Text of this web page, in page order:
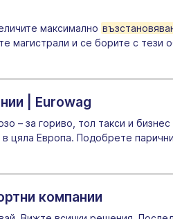
максимално
магистрали и се борите с
| Eurowag
– за гориво, тол такси и
цяла Европа. Подобрете
компании